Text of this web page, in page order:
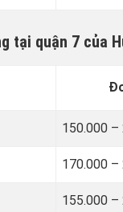
tại quận 7 của
150.000 –
170.000 –
155.000 –